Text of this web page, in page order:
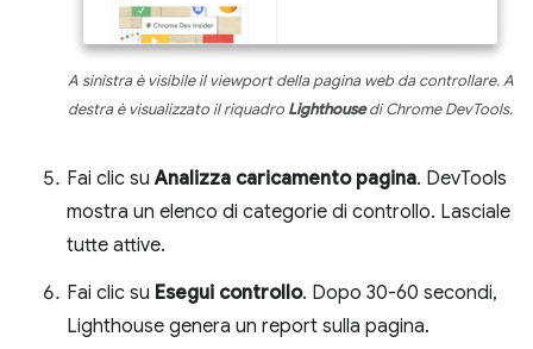
A sinistra è visibile il viewport della pagina web da controllare. A
destra è visualizzato il riquadro Lighthousedi Chrome DevTools.
Fai clic suAnalizza caricamento pagina. DevTools
mostra un elenco di categorie di controllo. Lasciale
tutte attive.
Fai clic su Esegui controllo. Dopo 30-60 secondi,
Lighthouse genera un report sulla pagina.